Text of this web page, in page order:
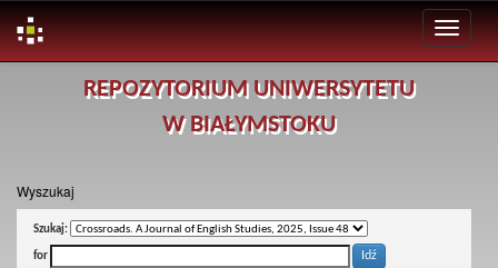
REPOZYTORIUM UNIWERSYTETU
W BIAŁYMSTOKU
Wyszukaj
Szukaj:
for